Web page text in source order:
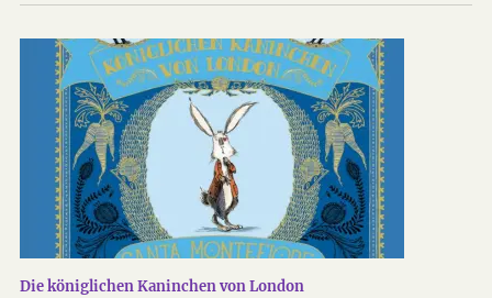
Die königlichen Kaninchen von London